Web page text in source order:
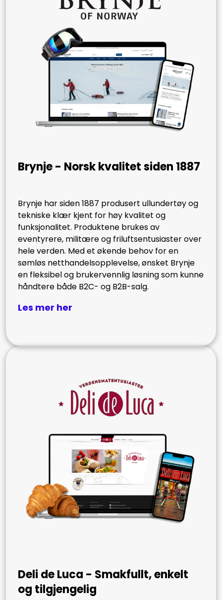
Deli de Luca - Smakfullt, enkelt
og tilgjengelig
Brynje - Norsk kvalitet siden 1887
Brynje har siden 1887 produsert ullundertøy og
tekniske klær kjent for høy kvalitet og
funksjonalitet. Produktene brukes av
eventyrere, militære og friluftsentusiaster over
hele verden. Med et økende behov for en
sømløs netthandelsopplevelse, ønsket Brynje
en fleksibel og brukervennlig løsning som kunne
håndtere både B2C- og B2B-salg.
Les mer her